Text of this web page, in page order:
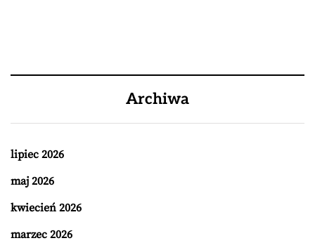
Archiwa
lipiec 2026
maj 2026
kwiecień 2026
marzec 2026